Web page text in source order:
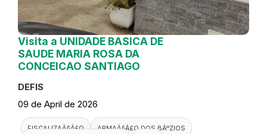
Visita a UNIDADE BASICA DE
SAUDE MARIA ROSA DA
CONCEICAO SANTIAGO
DEFIS
09 de April de 2026
FISCALIZAÃ§Ã£O
ARMAÃ§Ã£O DOS BÃºZIOS